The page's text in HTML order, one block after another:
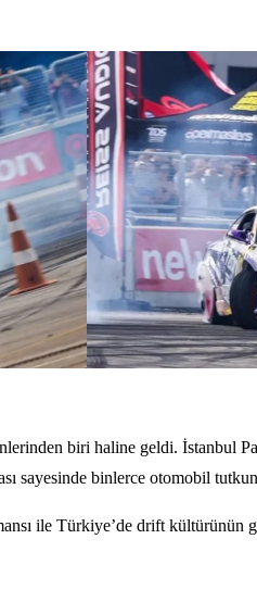
biri haline geldi. İstanbul
sayesinde binlerce otomobil
ile Türkiye’de drift kültürünün